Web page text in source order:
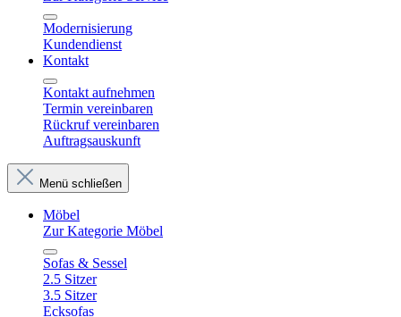
Modernisierung
Kundendienst
Kontakt
Kontakt aufnehmen
Termin vereinbaren
Rückruf vereinbaren
Auftragsauskunft
Menü schließen
Möbel
Zur Kategorie Möbel
Sofas & Sessel
2.5 Sitzer
3.5 Sitzer
Ecksofas